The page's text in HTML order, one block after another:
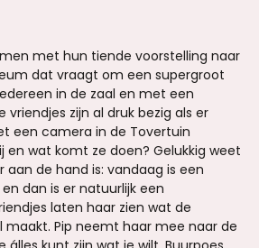
met hun tiende voorstelling naar
dat vraagt om een supergroot
in de zaal en met een
vriendjes zijn al druk bezig als er
een camera in de Tovertuin
en wat komt ze doen? Gelukkig weet
aan de hand is: vandaag is een
dan is er natuurlijk een
laten haar zien wat de
maakt. Pip neemt haar mee naar de